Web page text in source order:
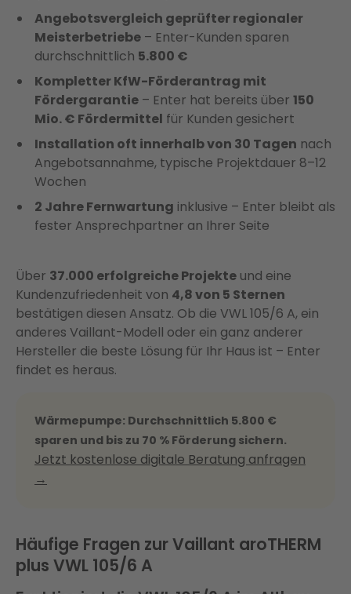
Angebotsvergleich geprüfter regionaler
Meisterbetriebe – Enter-Kunden sparen
durchschnittlich 5.800 €
Kompletter KfW-Förderantrag mit
Fördergarantie – Enter hat bereits über 150
Mio. € Fördermittel für Kunden gesichert
Installation oft innerhalb von 30 Tagen nach
Angebotsannahme, typische Projektdauer 8–12
Wochen
2 Jahre Fernwartung inklusive – Enter bleibt als
fester Ansprechpartner an Ihrer Seite
Über 37.000 erfolgreiche Projekte und eine
Kundenzufriedenheit von 4,8 von 5 Sternen
bestätigen diesen Ansatz. Ob die VWL 105/6 A, ein
anderes Vaillant-Modell oder ein ganz anderer
Hersteller die beste Lösung für Ihr Haus ist – Enter
findet es heraus.
Wärmepumpe: Durchschnittlich 5.800 €
sparen und bis zu 70 % Förderung sichern.
Jetzt kostenlose digitale Beratung anfragen
→
Häufige Fragen zur Vaillant aroTHERM
plus VWL 105/6 A